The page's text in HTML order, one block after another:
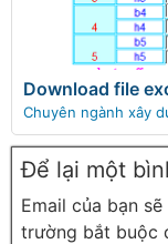
Download file
Chuyên ngành xây
Để lại một
Email của bạn
trường bắt buộc